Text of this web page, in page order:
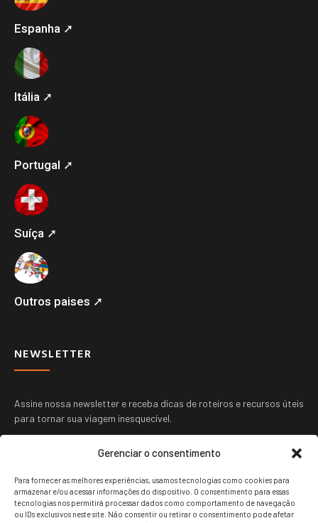
Gerenciar o consentimento
Para fornecer as melhores experiências, usamos tecnologias como cookies para
armazenar e/ou acessar informações do dispositivo. O consentimento para essas
tecnologias nos permitirá processar dados como comportamento de navegação
ou IDs exclusivos neste site. Não consentir ou retirar o consentimento pode afetar
Espanha ➚
Itália ➚
Portugal ➚
Suíça ➚
Outros paises ➚
NEWSLETTER
Assine nossa newsletter e receba dicas de roteiros e recursos úteis
para tornar sua viagem inesquecível.